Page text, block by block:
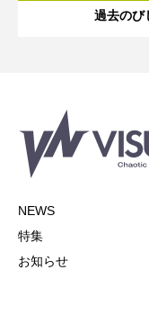
過去のび
NEWS
特集
お知らせ